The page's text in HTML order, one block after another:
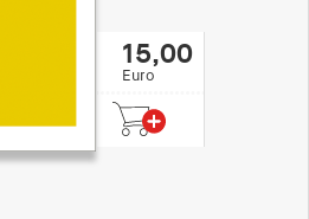
15,00
Euro